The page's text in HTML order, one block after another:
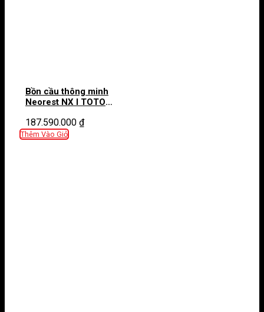
Bồn cầu thông minh
Neorest NX I TOTO
bảng điều khiển màu bạc
187.590.000 ₫
Thêm Vào Giỏ